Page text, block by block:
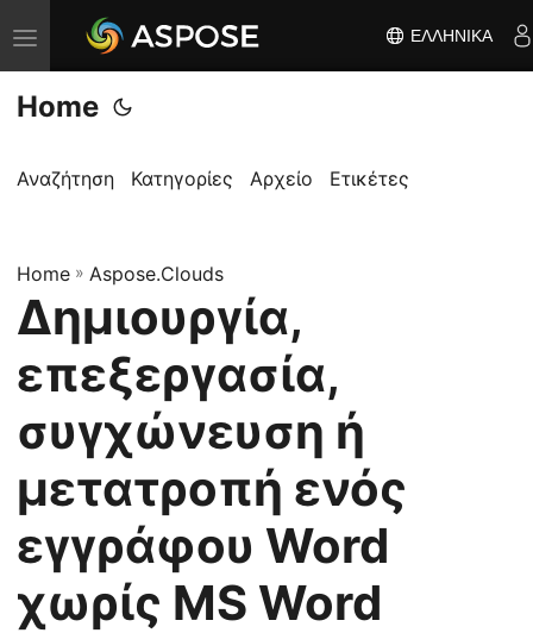
Ε
ν
α
λ
ή
π
λ
ο
γ
η
σ
η
ΕΛΛΗΝΙΚΆ
Home
Αναζήτηση Κατηγορίες Αρχείο Ετικέτες
Home » Aspose.Clouds
Δημιουργία,
επεξεργασία,
συγχώνευση ή
μετατροπή ενός
εγγράφου Word
χωρίς MS Word